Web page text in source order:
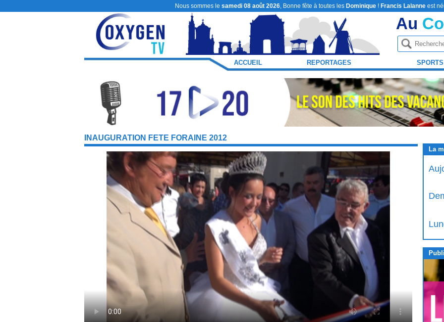
Nous sommes le samedi 08 août 2026, Bonne fête à toutes les Dominique ! Francis Lalanne est
Au
ACCUEIL REPORTAGES SPORTS
INAUGURATION FETE FORAINE 2012
La